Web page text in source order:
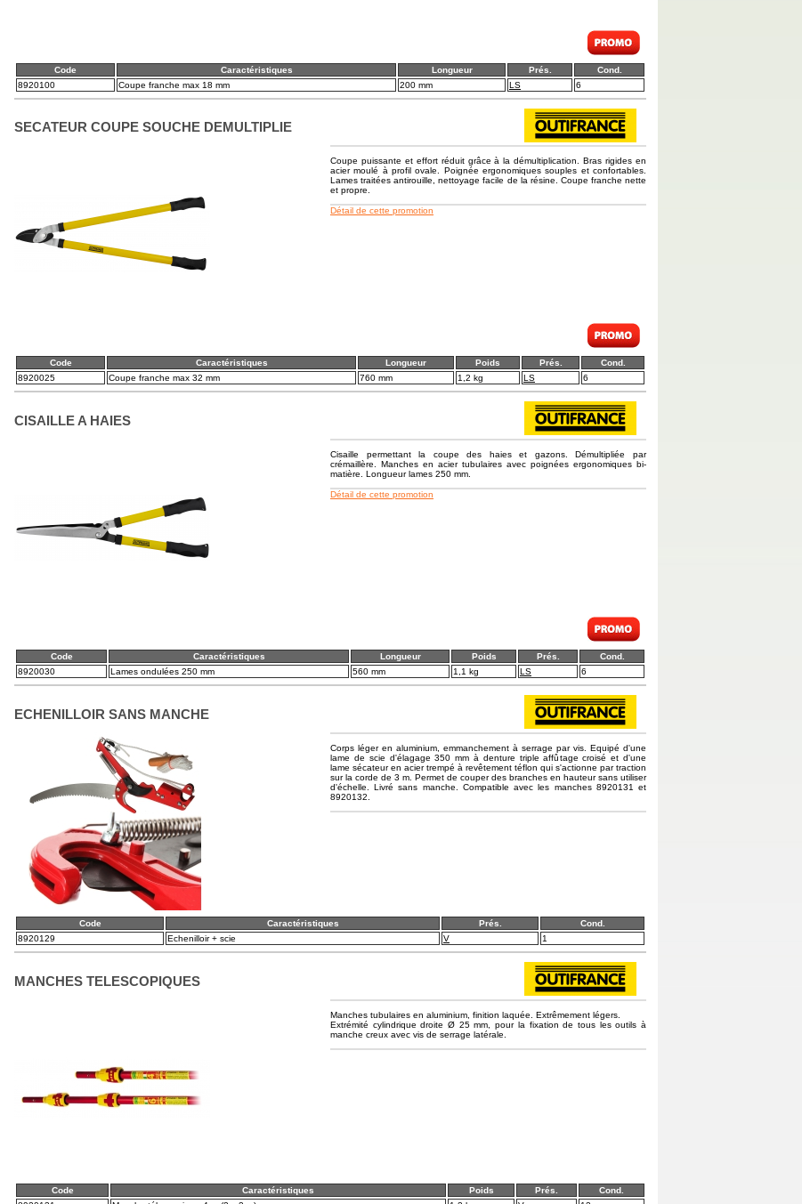
Code Caractéristiques Longueur Prés.
Cond.
8920100
Coupe franche max 18 mm 200 mm LS 6
SECATEUR COUPE SOUCHE DEMULTIPLIE
Coupe puissante et effort réduit grâce à la démultiplication. Bras rigides en
acier moulé à profil ovale. Poignée ergonomiques souples et confortables.
Lames traitées antirouille, nettoyage facile de la résine. Coupe franche nette
et propre.
Détail de cette promotion
Code Caractéristiques Longueur Poids Prés.
Cond.
8920025
Coupe franche max 32 mm 760 mm 1,2 kg LS 6
CISAILLE A HAIES
Cisaille permettant la coupe des haies et gazons. Démultipliée par
crémaillère. Manches en acier tubulaires avec poignées ergonomiques bi-
matière. Longueur lames 250 mm.
Détail de cette promotion
Code Caractéristiques Longueur Poids Prés.
Cond.
8920030
Lames ondulées 250 mm 560 mm 1,1 kg LS 6
ECHENILLOIR SANS MANCHE
Corps léger en aluminium, emmanchement à serrage par vis. Equipé d'une
lame de scie d'élagage 350 mm à denture triple affûtage croisé et d'une
lame sécateur en acier trempé à revêtement téflon qui s'actionne par traction
sur la corde de 3 m. Permet de couper des branches en hauteur sans utiliser
d'échelle. Livré sans manche. Compatible avec les manches 8920131 et
8920132.
Code Caractéristiques Prés.
Cond.
8920129
Echenilloir + scie V 1
MANCHES TELESCOPIQUES
Manches tubulaires en aluminium, finition laquée. Extrêmement légers.
Extrémité cylindrique droite Ø 25 mm, pour la fixation de tous les outils à
manche creux avec vis de serrage latérale.
Code Caractéristiques Poids Prés.
Cond.